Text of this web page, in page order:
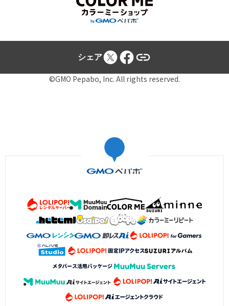
シェア
©GMO Pepabo, Inc. All rights reserved.